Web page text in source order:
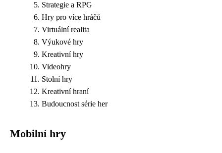
Strategie a RPG
Hry pro více hráčů
Virtuální realita
Výukové hry
Kreativní hry
Videohry
Stolní hry
Kreativní hraní
Budoucnost série her
Mobilní hry